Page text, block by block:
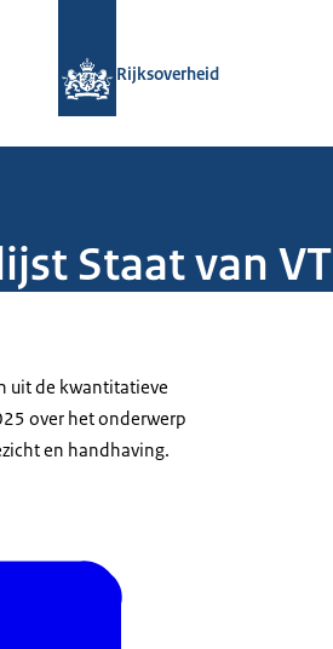
Rijksoverheid
Staat van
uit de kwantitatieve
over het onderwerp
en handhaving.